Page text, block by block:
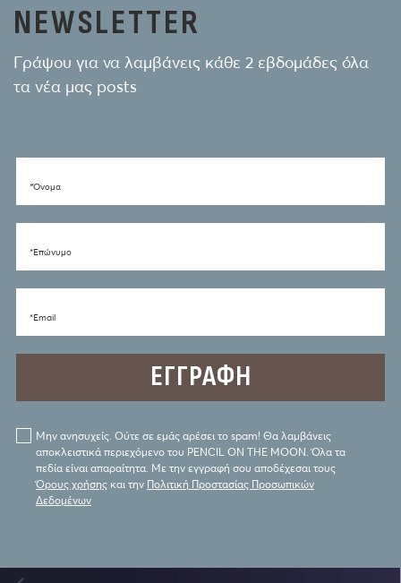
NEWSLETTER
Γράψου για να λαμβάνεις κάθε 2 εβδομάδες όλα
τα νέα μας posts
*Όνομα
*Eπώνυμο
*Email
Μην ανησυχείς. Ούτε σε εμάς αρέσει το spam! Θα λαμβάνεις
αποκλειστικά περιεχόμενο του PENCIL ON THE MOON. Όλα τα
πεδία είναι απαραίτητα. Με την εγγραφή σου αποδέχεσαι τους
Όρους χρήσης και την Πολιτική Προστασίας Προσωπικών
Δεδομένων